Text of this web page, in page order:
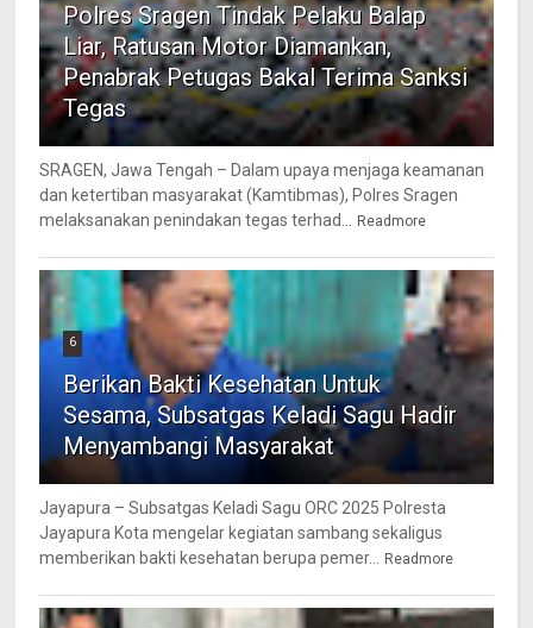
Polres Sragen Tindak Pelaku Balap
Liar, Ratusan Motor Diamankan,
Penabrak Petugas Bakal Terima Sanksi
Tegas
SRAGEN, Jawa Tengah – Dalam upaya menjaga keamanan
dan ketertiban masyarakat (Kamtibmas), Polres Sragen
melaksanakan penindakan tegas terhad...
Readmore
6
Berikan Bakti Kesehatan Untuk
Sesama, Subsatgas Keladi Sagu Hadir
Menyambangi Masyarakat
Jayapura – Subsatgas Keladi Sagu ORC 2025 Polresta
Jayapura Kota mengelar kegiatan sambang sekaligus
memberikan bakti kesehatan berupa pemer...
Readmore